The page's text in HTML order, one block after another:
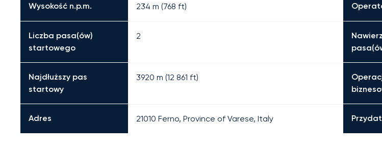
Wysokość n.p.m. 234 m (768 ft)
Liczba pasa(ów)
startowego
2
Najdłuższy pas
startowy
3920 m (12 861 ft)
Adres 21010 Ferno, Province of Varese, Italy